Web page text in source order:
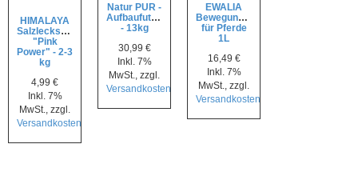
HIMALAYA
Salzleckstein
"Pink
Power" - 2-3
kg
4,99 €
Inkl. 7%
MwSt., zzgl.
Versandkosten
Natur PUR -
Aufbaufutter
- 13kg
30,99 €
Inkl. 7%
MwSt., zzgl.
Versandkosten
EWALIA
Bewegungssaft
für Pferde
1L
16,49 €
Inkl. 7%
MwSt., zzgl.
Versandkosten